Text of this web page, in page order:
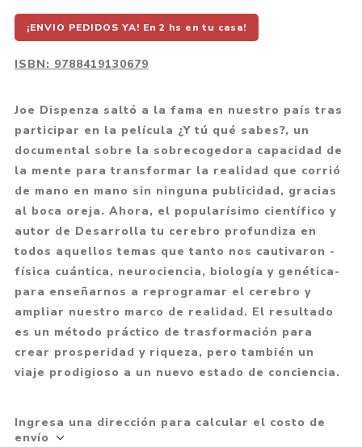
¡ENVIO PEDIDOS YA! En 2 hs en tu casa!
ISBN: 9788419130679
Joe Dispenza saltó a la fama en nuestro país tras
participar en la película ¿Y tú qué sabes?, un
documental sobre la sobrecogedora capacidad de
la mente para transformar la realidad que corrió
de mano en mano sin ninguna publicidad, gracias
al boca oreja. Ahora, el popularísimo científico y
autor de Desarrolla tu cerebro profundiza en
todos aquellos temas que tanto nos cautivaron -
física cuántica, neurociencia, biología y genética-
para enseñarnos a reprogramar el cerebro y
ampliar nuestro marco de realidad. El resultado
es un método práctico de trasformación para
crear prosperidad y riqueza, pero también un
viaje prodigioso a un nuevo estado de conciencia.
Ingresa una dirección para calcular el costo de
envío